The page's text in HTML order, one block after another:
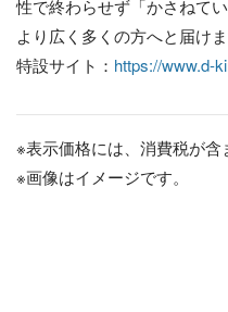
性で終わらせず「かさねて
より広く多くの方へと届けま
特設サイト： https://www.d-
※表示価格には、消費税が含
※画像はイメージです。